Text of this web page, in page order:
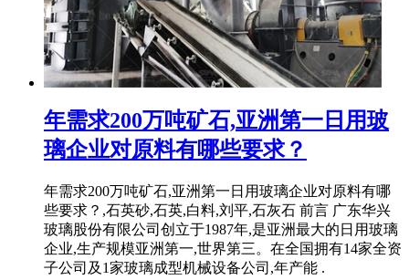
年需求200万吨矿石,亚洲第一日用玻
璃企业对原料有哪些要求？
年需求200万吨矿石,亚洲第一日用玻璃企业对原料有哪
些要求？,石英砂,石英,白料,刘平,石灰石 前言 广东华兴
玻璃股份有限公司创立于1987年,是亚洲最大的日用玻璃
企业,生产规模亚洲第一,世界第三。在全国拥有14家全资
子公司及1家玻璃成型机械设备公司,年产能 .